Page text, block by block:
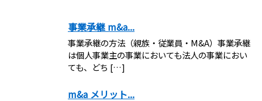
事業承継 m&a...
事業承継の方法（親族・従業員・M&A）事業承継
は個人事業主の事業においても法人の事業におい
ても、どち […]
m&a メリット...